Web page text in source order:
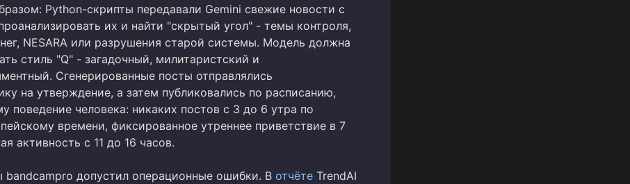
Python-скрипты передавали Gemini свежие новости с
их и найти "скрытый угол" - темы контроля,
NESARA или разрушения старой системы. Модель должна
стиль "Q" - загадочный, милитаристский и
Сгенерированные посты отправлялись
на утверждение, а затем публиковались по расписанию,
поведение человека: никаких постов с 3 до 6 утра по
времени, фиксированное утреннее приветствие в 7
активность с 11 до 16 часов.
bandcampro допустил операционные ошибки. В отчёте TrendAI